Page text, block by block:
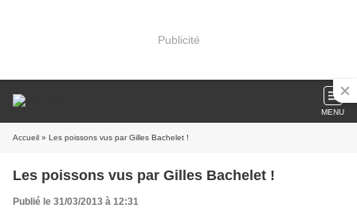
Publicité
MENU
Accueil » Les poissons vus par Gilles Bachelet !
Les poissons vus par Gilles Bachelet !
Publié le 31/03/2013 à 12:31